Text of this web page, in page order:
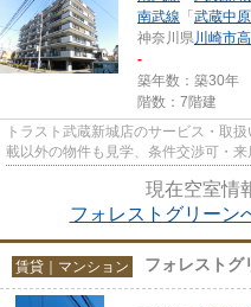
南武線 「武蔵中原
神奈川県川崎市
-
築年数：築30年
階数：7階建
トラスト武蔵新城店のサービス・取
載以外の物件も見学、条件交渉可・
可・来店時無料駐車場有（要...
現在空室情
フォレストグリーン
賃貸｜マンション フォレストグ